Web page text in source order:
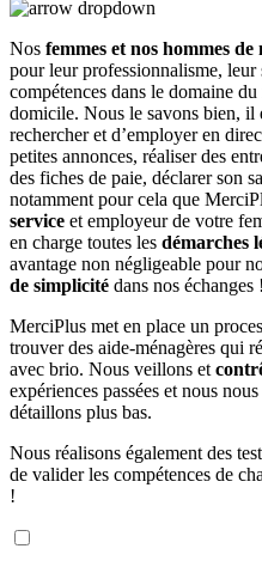
Nos femmes et nos hommes
pour leur professionnalisme, leur
compétences dans le domaine
domicile. Nous le savons bien, il
rechercher et d’employer en
petites annonces, réaliser des
des fiches de paie, déclarer son
notamment pour cela que
service et employeur de votre
en charge toutes les démarches
avantage non négligeable pour
de simplicité dans nos échanges !
MerciPlus met en place un
trouver des aide-ménagères qui
avec brio. Nous veillons et
expériences passées et nous
détaillons plus bas.
Nous réalisons également des
de valider les compétences de
!